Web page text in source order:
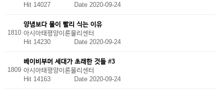
Hit 14027 Date 2020-09-24
1810
양념보다 물이 빨리 식는 이유
아시아태평양이론물리센터
Hit 14230 Date 2020-09-24
1809
베이비부머 세대가 초래한 것들 #3
아시아태평양이론물리센터
Hit 14163 Date 2020-09-24